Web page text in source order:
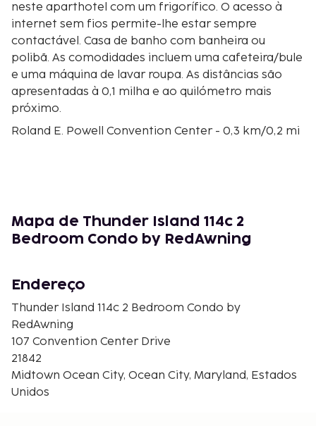
neste aparthotel com um frigorífico. O acesso à
internet sem fios permite-lhe estar sempre
contactável. Casa de banho com banheira ou
polibã. As comodidades incluem uma cafeteira/bule
e uma máquina de lavar roupa. As distâncias são
apresentadas à 0,1 milha e ao quilómetro mais
próximo.
Roland E. Powell Convention Center - 0,3 km/0,2 mi
Seacrets - 1,4 km/0,9 mi
Passeio Marítimo de Ocean City - 1,5 km/0,9 mi
Embers Island - 2,1 km/1,3 mi
Bahia Marina - 2,4 km/1,5 mi
Ocean City Tennis Center - 2,9 km/1,8 mi
Advanced Marina - 3,3 km/2,1 mi
Midway Shopping Center - 3,9 km/2,4 mi
Assawoman Bay - 4,2 km/2,6 mi
Ocean Bowl Skate Park - 4,3 km/2,6 mi
Os aeroportos mais próximos são:
Mapa de Thunder Island 114c 2
Bedroom Condo by RedAwning
Endereço
Thunder Island 114c 2 Bedroom Condo by
RedAwning
107 Convention Center Drive
21842
Midtown Ocean City, Ocean City, Maryland, Estados
Unidos